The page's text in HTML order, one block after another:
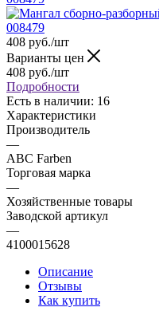
408 руб./шт
Варианты цен
408 руб./шт
Подробности
Есть в наличии: 16
Характеристики
Производитель
—
ABC Farben
Торговая марка
—
Хозяйственные товары
Заводской артикул
—
4100015628
Описание
Отзывы
Как купить